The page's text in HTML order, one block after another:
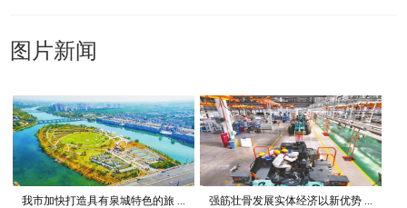
图片新闻
我市加快打造具有泉城特色的旅 ... 强筋壮骨发展实体经济以新优势 ...